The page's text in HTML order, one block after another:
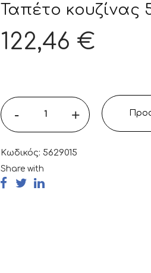
Ταπέτο κουζίνας
122,46 €
- +
Κωδικός: 5629015
Share with